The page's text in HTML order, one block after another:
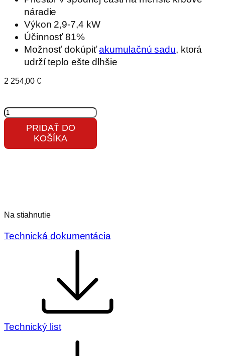
náradie
Výkon 2,9-7,4 kW
Účinnosť 81%
Možnosť dokúpiťakumulačnú sadu, ktorá
udrží teplo ešte dlhšie
2 254,00€
množstvo
Akumulačné
LUGO
PRIDAŤ DO
KOŠÍKA
Na stiahnutie
Technická dokumentácia
Technický list